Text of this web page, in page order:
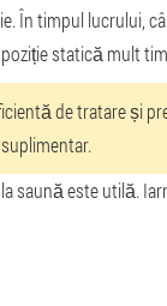
În timpul lucrului,
statică mult
de tratare și
saună este utilă.